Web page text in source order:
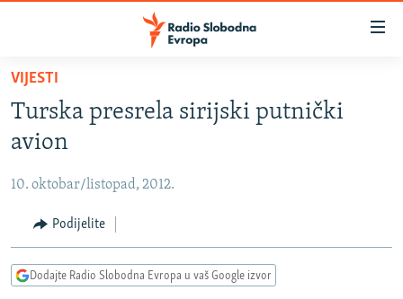
Pređite
glavni
sadržaj
na
navigaciju
Pređite
na
VIJESTI
BOSNA I HERCEGOVINA
KOSOVO
CRNA GORA
VIDEO
PODCASTI
VIJESTI
Turska presrela sirijski putnički
avion
10. oktobar/listopad, 2012.
Podijelite
Dodajte Radio Slobodna Evropa u vaš Google izvor